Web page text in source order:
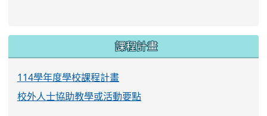
課程計畫
114學年度學校課程計畫
校外人士協助教學或活動要點